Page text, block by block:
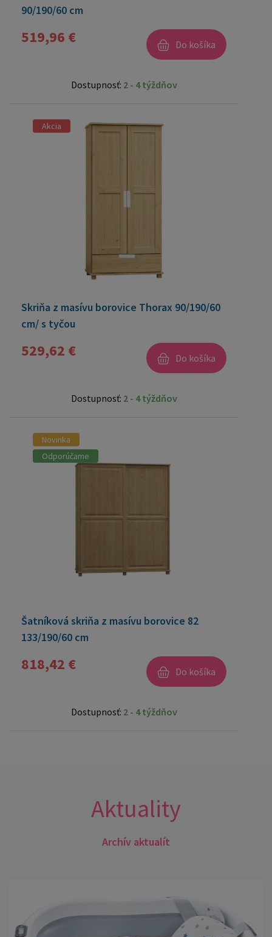
90/190/60 cm
519,96 € Do košíka
Dostupnosť: 2 - 4 týždňov
Akcia
Skriňa z masívu borovice Thorax 90/190/60
cm/ s tyčou
529,62 € Do košíka
Dostupnosť: 2 - 4 týždňov
Novinka
Odporúčame
Šatníková skriňa z masívu borovice 82
133/190/60 cm
818,42 € Do košíka
Dostupnosť: 2 - 4 týždňov
Aktuality
Archív aktualít